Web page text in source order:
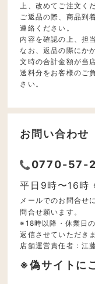
上、改めてご注文く
ご返品の際、商品到
連絡ください。
内容を確認の上、担
なお、返品の際にか
文時の合計金額が当
送料分をお客様のご
さい。
お問い合わせ
0770-57-
平日9時〜16時
メールでのお問合せ
問合せ願います。
※18時以降・休業日
返信させていただき
店舗運営責任者：江
※偽サイトに